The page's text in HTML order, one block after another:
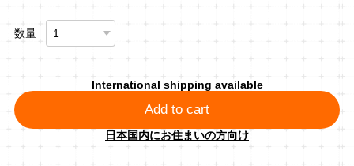
数量
International shipping available
Add to cart
日本国内にお住まいの方向け